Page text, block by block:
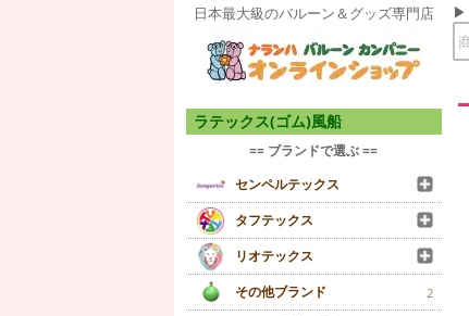
日本最大級のバルーン＆グッズ専門店
ラテックス(ゴム)風船
== ブランドで選ぶ ==
センペルテックス
タフテックス
リオテックス
その他ブランド
2